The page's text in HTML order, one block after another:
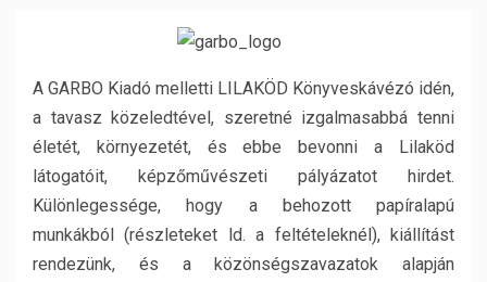
A GARBO Kiadó melletti LILAKÖD Könyveskávézó idén,
a tavasz közeledtével, szeretné izgalmasabbá tenni
életét, környezetét, és ebbe bevonni a Lilaköd
látogatóit, képzőművészeti pályázatot hirdet.
Különlegessége, hogy a behozott papíralapú
munkákból (részleteket ld. a feltételeknél), kiállítást
rendezünk, és a közönségszavazatok alapján